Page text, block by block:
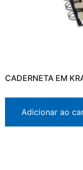
CADERNETA EM
Adicionar ao